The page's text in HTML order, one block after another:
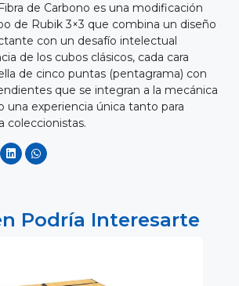
de Carbono es una modificación
de Rubik 3×3 que combina un diseño
con un desafío intelectual
de los cubos clásicos, cada cara
de cinco puntas (pentagrama) con
que se integran a la mecánica
una experiencia única tanto para
coleccionistas.
Podría Interesarte